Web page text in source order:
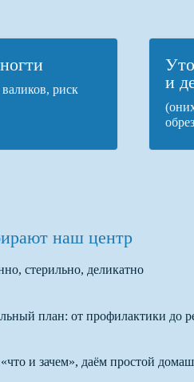
риск
и
наш центр
стерильно, деликатно
план: от профилактики до
и зачем», даём простой